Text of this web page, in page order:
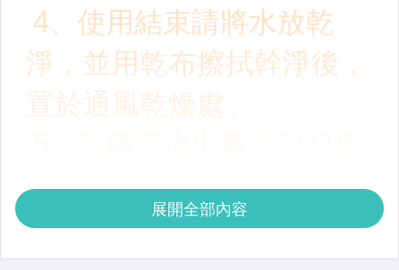
展開全部內容